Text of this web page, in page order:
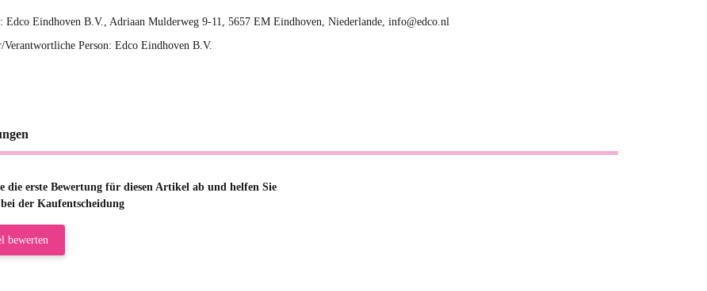
Edco Eindhoven B.V., Adriaan Mulderweg 9-11, 5657 EM Eindhoven, Niederlande, info@edco.nl
Verantwortliche Person: Edco Eindhoven B.V.
die erste Bewertung für diesen Artikel ab und helfen Sie
der Kaufentscheidung
bewerten